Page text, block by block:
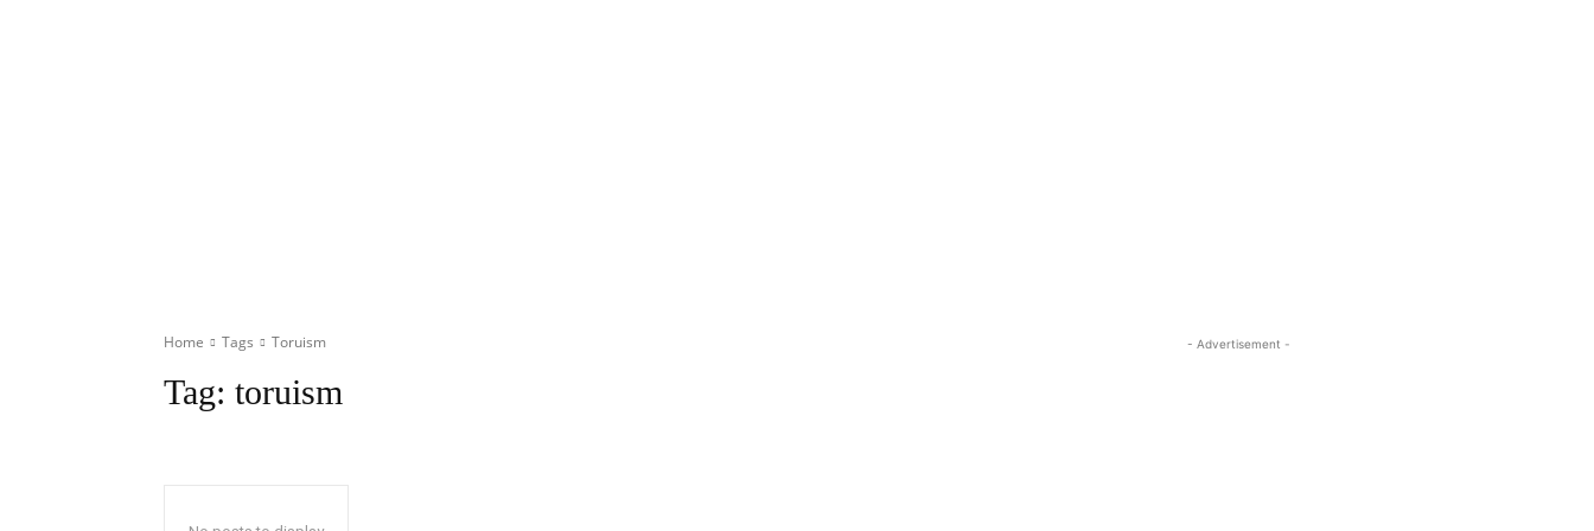
Home Tags Toruism
Tag: toruism
- Advertisement -